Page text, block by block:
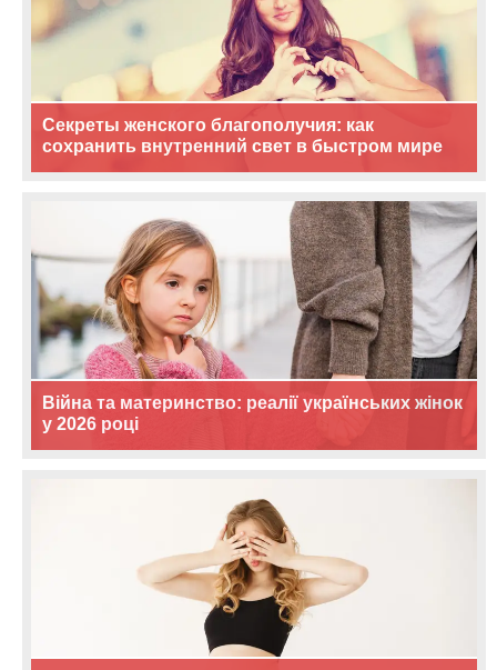
Секреты женского благополучия: как
сохранить внутренний свет в быстром мире
Війна та материнство: реалії українських жінок
у 2026 році